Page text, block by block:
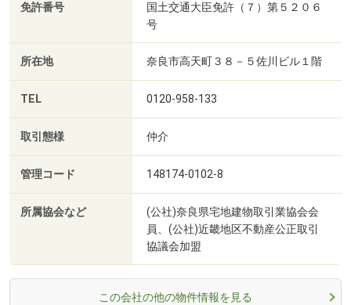
免許番号
国土交通大臣免許（７）第５２０６
号
所在地 奈良市高天町３８－５佐川ビル１階
TEL 0120-958-133
取引態様 仲介
管理コード 148174-0102-8
所属協会など
(公社)奈良県宅地建物取引業協会会
員、(公社)近畿地区不動産公正取引
協議会加盟
この会社の他の物件情報を見る